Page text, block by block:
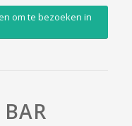
om te bezoeken in
BAR